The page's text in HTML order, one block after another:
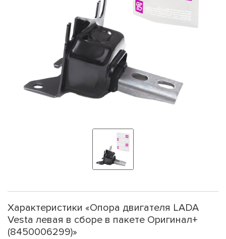
Характеристики «Опора двигателя LADA
Vesta левая в сборе в пакете Оригинал+
(8450006299)»